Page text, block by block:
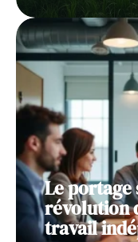
Le
révolution
travail